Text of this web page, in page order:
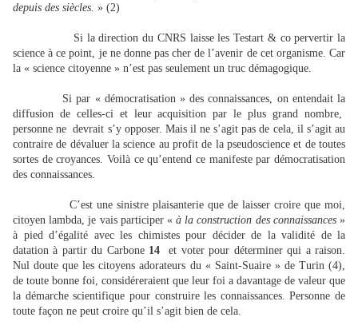
depuis des siècles. » (2)
Si la direction du CNRS laisse les Testart & co pervertir la
science à ce point, je ne donne pas cher de l’avenir de cet organisme. Car
la « science citoyenne » n’est pas seulement un truc démagogique.
Si par « démocratisation » des connaissances, on entendait la
diffusion de celles-ci et leur acquisition par le plus grand nombre,
personne ne devrait s’y opposer. Mais il ne s’agit pas de cela, il s’agit au
contraire de dévaluer la science au profit de la pseudoscience et de toutes
sortes de croyances. Voilà ce qu’entend ce manifeste par démocratisation
des connaissances.
C’est une sinistre plaisanterie que de laisser croire que moi,
citoyen lambda, je vais participer «à la construction des connaissances»
à pied d’égalité avec les chimistes pour décider de la validité de la
datation à partir du Carbone 14
et voter pour déterminer qui a raison.
Nul doute que les citoyens adorateurs du « Saint-Suaire » de Turin (4),
de toute bonne foi, considéreraient que leur foi a davantage de valeur que
la démarche scientifique pour construire les connaissances. Personne de
toute façon ne peut croire qu’il s’agit bien de cela.